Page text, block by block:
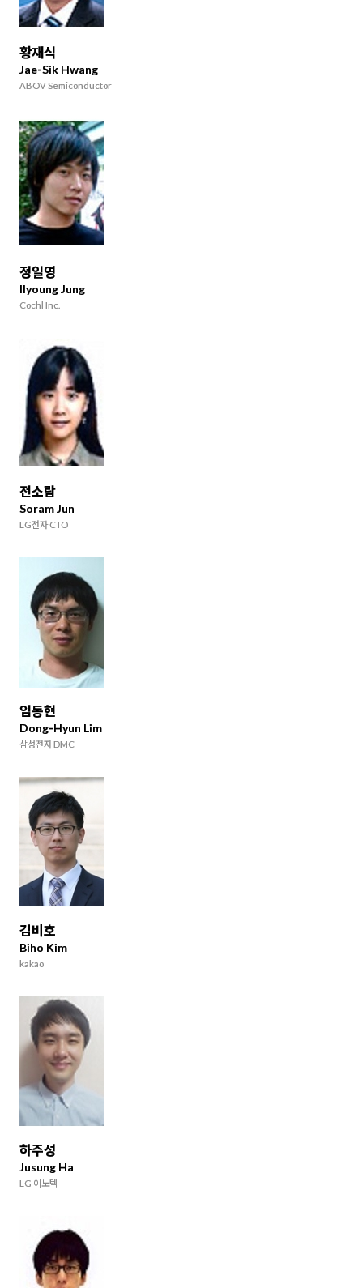
황재식
Jae-Sik Hwang
ABOV Semiconductor
정일영
Ilyoung Jung
Cochl Inc.
전소람
Soram Jun
LG전자 CTO
임동현
Dong-Hyun Lim
삼성전자 DMC
김비호
Biho Kim
kakao
하주성
Jusung Ha
LG 이노텍